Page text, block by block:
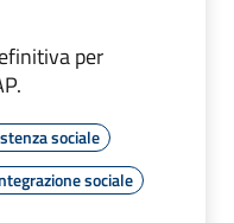
per
sociale
sociale